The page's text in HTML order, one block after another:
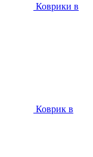
Коврики в
Коврик в